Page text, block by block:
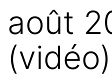
août
(vidéo)